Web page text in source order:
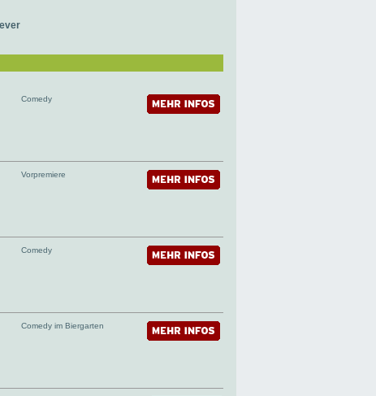
Comedy
Vorpremiere
Comedy
Comedy im Biergarten